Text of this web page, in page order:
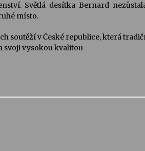
3. 7. 2026
Světlá desítka Bernard
místo.
soutěží v České republice, která
svoji vysokou kvalitou